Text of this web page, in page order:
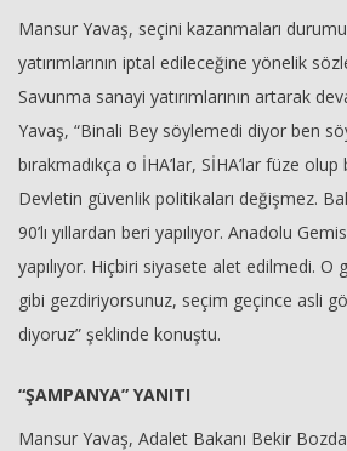
Mansur Yavaş, seçini kazanmaları
yatırımlarının iptal edileceğine yönelik
Savunma sanayi yatırımlarının artarak
Yavaş, “Binali Bey söylemedi diyor ben
bırakmadıkça o İHA’lar, SİHA’lar füze
Devletin güvenlik politikaları değişmez.
90’lı yıllardan beri yapılıyor. Anadolu
yapılıyor. Hiçbiri siyasete alet edilmedi.
gibi gezdiriyorsunuz, seçim geçince asli
diyoruz” şeklinde konuştu.
“ŞAMPANYA” YANITI
Mansur Yavaş, Adalet Bakanı Bekir